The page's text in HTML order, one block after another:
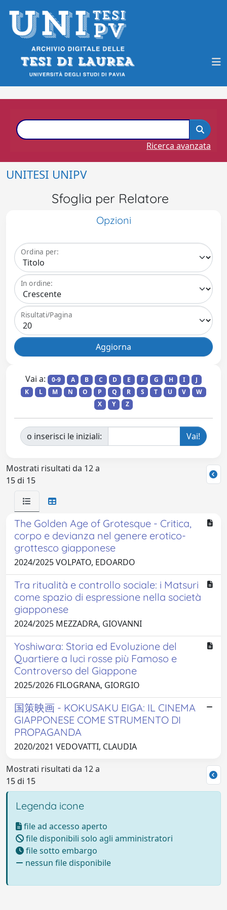
Ricerca avanzata
UNITESI UNIPV
Sfoglia per Relatore
Opzioni
Ordina per:
In ordine:
Risultati/Pagina
Vai a: 0-9 A B C D E F G H I
J
K
L M N O P Q R S T U V
W
X
Y Z
o inserisci le iniziali:
Mostrati risultati da 12 a
15 di 15
The Golden Age of Grotesque - Critica,
corpo e devianza nel genere erotico-
grottesco giapponese
2024/2025 VOLPATO, EDOARDO
Tra ritualità e controllo sociale: i Matsuri
come spazio di espressione nella società
giapponese
2024/2025 MEZZADRA, GIOVANNI
Yoshiwara: Storia ed Evoluzione del
Quartiere a luci rosse più Famoso e
Controverso del Giappone
2025/2026 FILOGRANA, GIORGIO
国策映画 - KOKUSAKU EIGA: IL CINEMA
GIAPPONESE COME STRUMENTO DI
PROPAGANDA
2020/2021 VEDOVATTI, CLAUDIA
Mostrati risultati da 12 a
15 di 15
Legenda icone
file ad accesso aperto
file disponibili solo agli amministratori
file sotto embargo
nessun file disponibile